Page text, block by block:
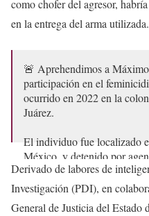
como chofer del agresor,
en la entrega del arma utilizada.
🚨 Aprehendimos a
participación en el
ocurrido en 2022 en la
Juárez.
El individuo fue localizado
México, y detenido por
en…pic.twitter.com/
— Fiscalía CDMX
Derivado de labores de
Investigación (PDI), en
General de Justicia del